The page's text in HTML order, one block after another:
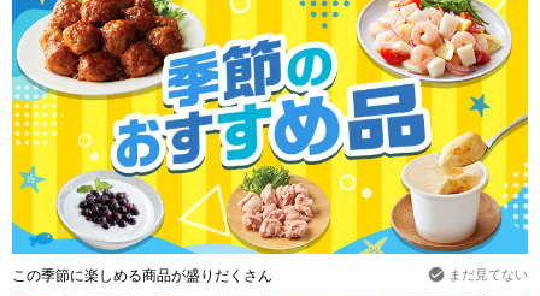
この季節に楽しめる商品が盛りだくさん まだ見てない